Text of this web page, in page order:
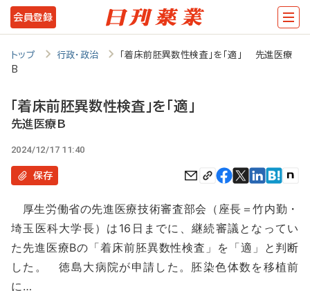
メ
イ
テ
ツ
に
動
会員登録
トップ 行政・政治
「着床前胚異数性検査」を「適」 先進医療
B
「着床前胚異数性検査」を「適」
先進医療B
2024/12/17 11:40
保存
厚生労働省の先進医療技術審査部会（座長＝竹内勤・
埼玉医科大学長）は16日までに、継続審議となってい
た先進医療Bの「着床前胚異数性検査」を「適」と判断
した。 徳島大病院が申請した。胚染色体数を移植前
に…